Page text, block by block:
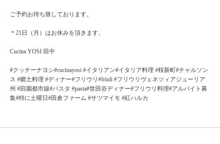
ご予約お待ち致しております。
＊21日（月）はお休みを頂きます。
Cucina YOSI 田中
#クッチーナヨシ#cucinayosi #イタリアン#イタリア料理 #桜新町#チャルソン
ス #郷土料理 #ディナー#フリウリ#friuli #フリウリヴェネツィアジューリア
州 #田園都市線#パスタ #pasta#世田谷ディナー#フリウリ料理#アルバイト募
集#特に土曜日#田倉ファーム #サツマイモ #紅ハルカ